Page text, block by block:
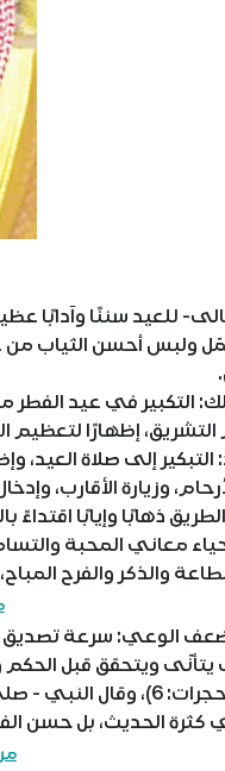
للعيد سننًا وآدابًا
ولبس أحسن الثياب
التكبير في عيد
التشريق، إظهارًا لتعظيم
التبكير إلى صلاة
وزيارة الأقارب،
ذهابًا وإيابًا
معاني المحبة
والذكر والفرح
سرعة تصديق
ويتحقق قبل الحكم
بِنَبَإٍ فَتَبَيَّنُوا}
كثرة الحديث، بل حسن